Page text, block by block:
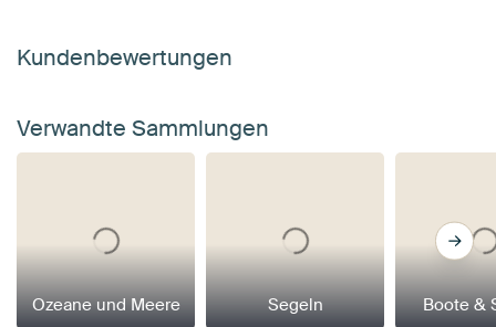
Kundenbewertungen
Verwandte Sammlungen
Ozeane und Meere Segeln Boote &